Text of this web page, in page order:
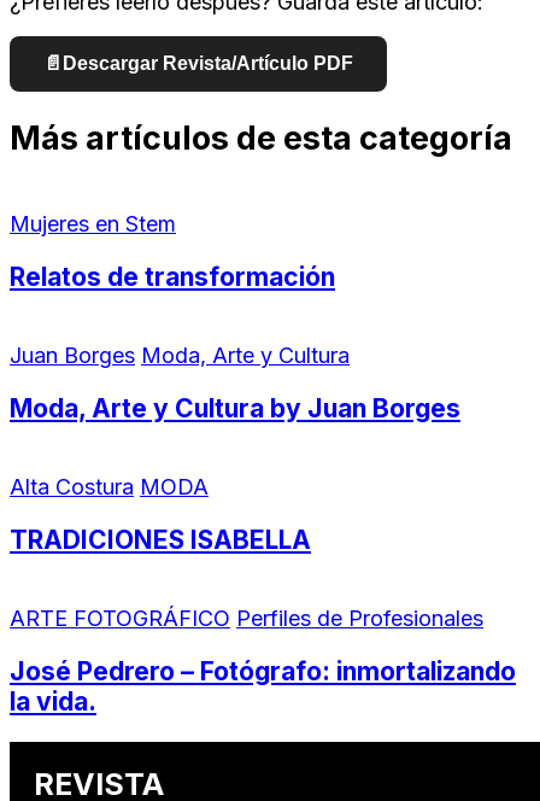
📄 Descargar Revista/Artículo PDF
Más artículos de esta categoría
Mujeres en Stem
Relatos de transformación
Juan Borges Moda, Arte y Cultura
Moda, Arte y Cultura by Juan Borges
Alta Costura MODA
TRADICIONES ISABELLA
ARTE FOTOGRÁFICO Perfiles de Profesionales
José Pedrero – Fotógrafo: inmortalizando
la vida.
REVISTA